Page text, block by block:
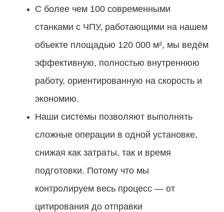
С более чем 100 современными
станками с ЧПУ, работающими на нашем
объекте площадью 120 000 м², мы ведём
эффективную, полностью внутреннюю
работу, ориентированную на скорость и
экономию.
Наши системы позволяют выполнять
сложные операции в одной установке,
снижая как затраты, так и время
подготовки. Потому что мы
контролируем весь процесс — от
цитирования до отправки